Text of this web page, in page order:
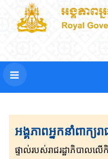
អង្គភាពអ្នកនាំពាក្យរ
ផ្ទាល់​របស់រាជរដ្ឋាភិ​បា​ល​លើ​